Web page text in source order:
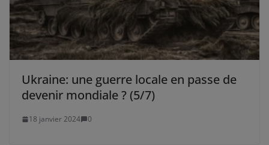
Ukraine: une guerre locale en passe de
devenir mondiale ? (5/7)
18 janvier 2024 0